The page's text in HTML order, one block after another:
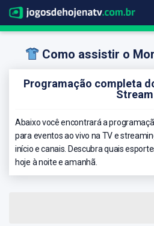
Como assistir o
Programação completa
Stream
Abaixo você encontrará a
para eventos ao vivo na TV e
início e canais. Descubra quais
hoje à noite e amanhã.